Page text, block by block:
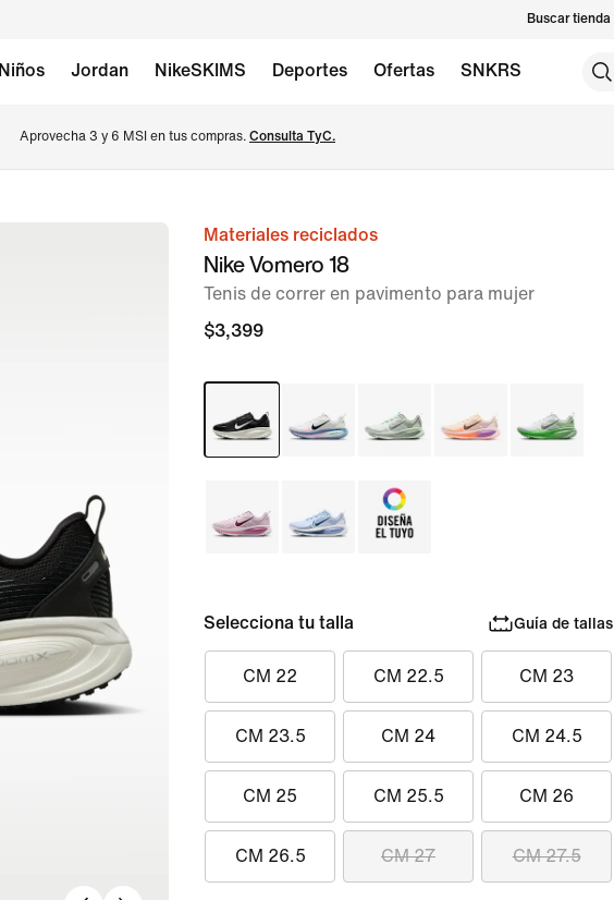
Buscar tienda
Niños Jordan NikeSKIMS Deportes Ofertas SNKRS
Aprovecha 3 y 6 MSI en tus compras. Consulta TyC.
imagen 1 de 11
Materiales reciclados
Nike Vomero 18
Tenis de correr en pavimento para mujer
$3,399
Selecciona tu talla Guía de tallas
CM 22 CM 22.5 CM 23
CM 23.5 CM 24 CM 24.5
CM 25 CM 25.5 CM 26
CM 26.5 CM 27 CM 27.5